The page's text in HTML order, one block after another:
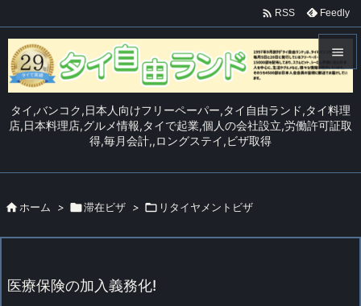
タイ,バンコク,日本人向けフリーペーパー,タイ自由ランド,タイ料理
店,日本料理店,グルメ情報,タイで起業,個人の会社設立,労働許可証取
得,毎月会計,,ロングステイ,ビザ取得

メニュ


 RSS Feedly
 ホーム > 滞在ビザ >  リタイヤメントビザ
医療保険の加入義務化!